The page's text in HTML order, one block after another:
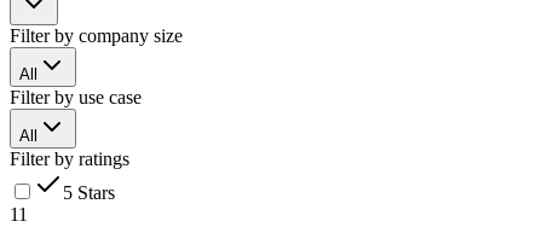
Filter by company size
All
Filter by use case
All
Filter by ratings
5 Stars
11